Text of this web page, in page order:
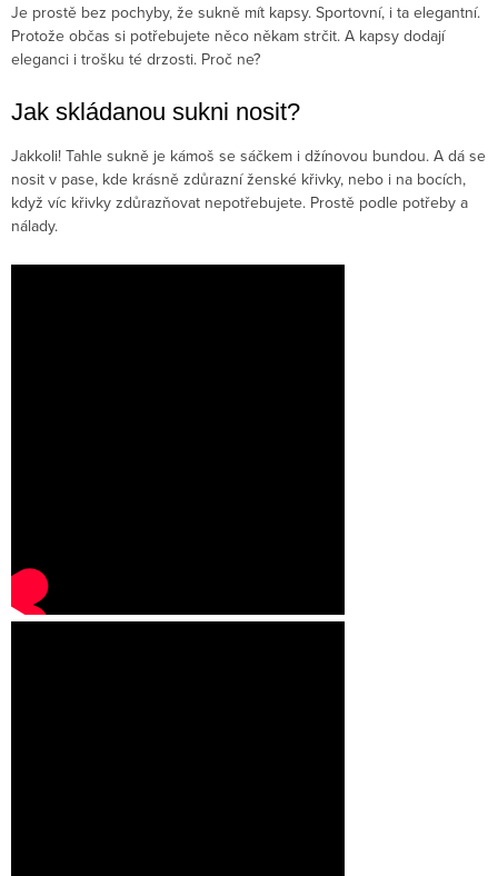
Je prostě bez pochyby, že sukně mít kapsy. Sportovní, i ta elegantní.
Protože občas si potřebujete něco někam strčit. A kapsy dodají
eleganci i trošku té drzosti. Proč ne?
Jak skládanou sukni nosit?
Jakkoli! Tahle sukně je kámoš se sáčkem i džínovou bundou. A dá se
nosit v pase, kde krásně zdůrazní ženské křivky, nebo i na bocích,
když víc křivky zdůrazňovat nepotřebujete. Prostě podle potřeby a
nálady.